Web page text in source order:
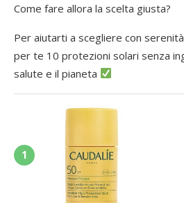
Come fare allora la scelta giusta?
Per aiutarti a scegliere con
per te 10 protezioni solari senza
salute e il pianeta
1